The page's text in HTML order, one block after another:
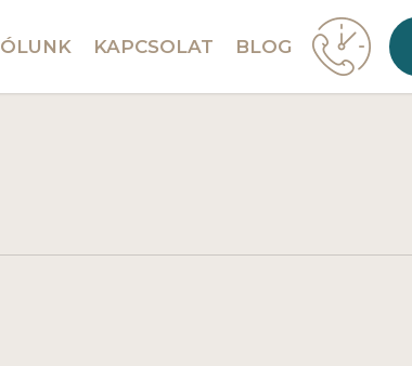
KAPCSOLAT BLOG